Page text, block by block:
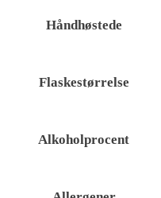
Håndhøstede
Flaskestørrelse
Alkoholprocent